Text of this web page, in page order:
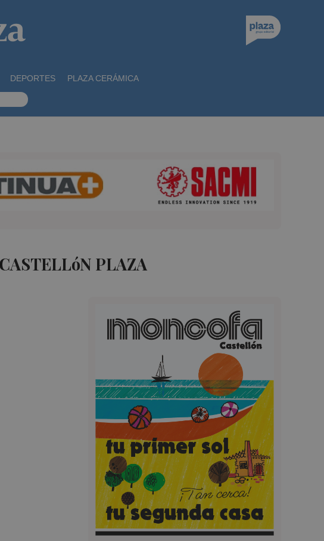
DEPORTES PLAZA CERÁMICA
PLAZA